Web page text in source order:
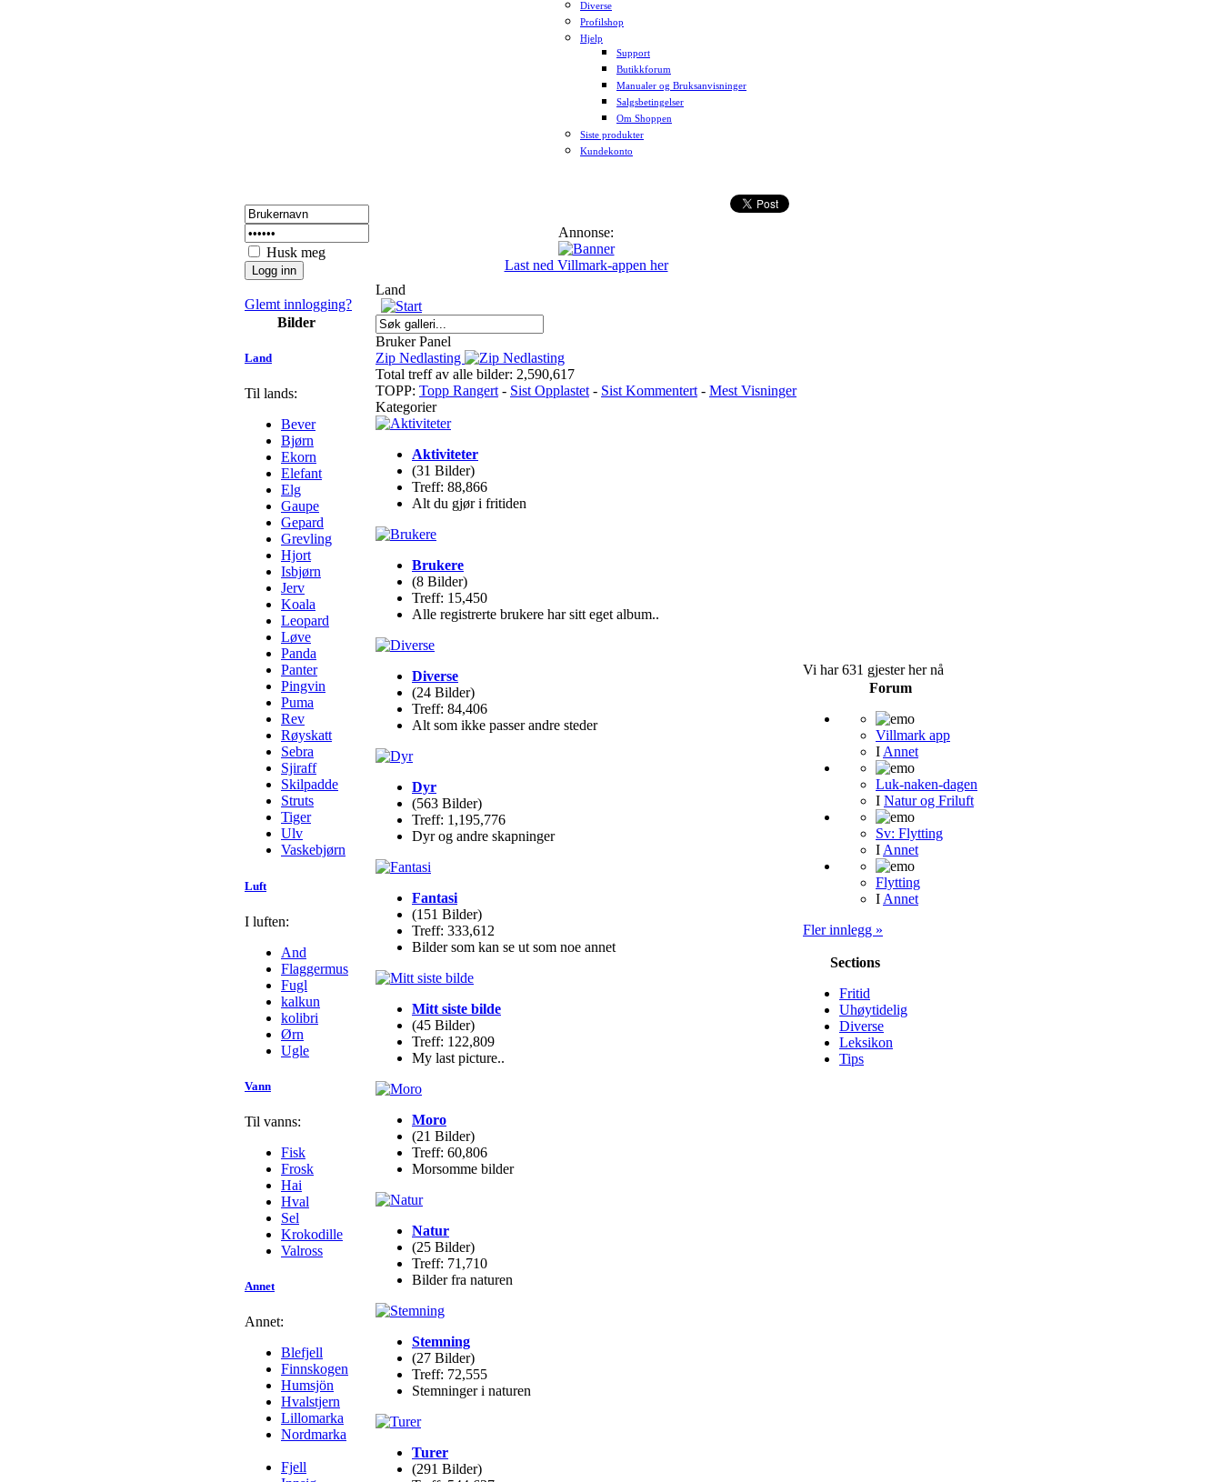
Diverse
Profilshop
Hjelp
Support
Butikkforum
Manualer og Bruksanvisninger
Salgsbetingelser
Om Shoppen
Siste produkter
Kundekonto
Husk meg
Glemt innlogging?
Bilder
Land
Til lands:
Bever
Bjørn
Ekorn
Elefant
Elg
Gaupe
Gepard
Grevling
Hjort
Isbjørn
Jerv
Koala
Leopard
Løve
Panda
Panter
Pingvin
Puma
Rev
Røyskatt
Sebra
Sjiraff
Skilpadde
Struts
Tiger
Ulv
Vaskebjørn
Luft
I luften:
And
Flaggermus
Fugl
kalkun
kolibri
Ørn
Ugle
Vann
Til vanns:
Fisk
Frosk
Hai
Hval
Sel
Krokodille
Valross
Annet
Annet:
Blefjell
Finnskogen
Humsjön
Hvalstjern
Lillomarka
Nordmarka
Fjell
Annonse:
Last ned Villmark-appen her
Land
Bruker Panel
Zip Nedlasting
Total treff av alle bilder: 2,590,617
TOPP: Topp Rangert - Sist Opplastet - Sist Kommentert - Mest Visninger
Kategorier
Aktiviteter
(31 Bilder)
Treff: 88,866
Alt du gjør i fritiden
Brukere
(8 Bilder)
Treff: 15,450
Alle registrerte brukere har sitt eget album..
Diverse
(24 Bilder)
Treff: 84,406
Alt som ikke passer andre steder
Dyr
(563 Bilder)
Treff: 1,195,776
Dyr og andre skapninger
Fantasi
(151 Bilder)
Treff: 333,612
Bilder som kan se ut som noe annet
Mitt siste bilde
(45 Bilder)
Treff: 122,809
My last picture..
Moro
(21 Bilder)
Treff: 60,806
Morsomme bilder
Natur
(25 Bilder)
Treff: 71,710
Bilder fra naturen
Stemning
(27 Bilder)
Treff: 72,555
Stemninger i naturen
Turer
(291 Bilder)
Vi har 631 gjester her nå
Forum
Villmark app
I Annet
Luk-naken-dagen
I Natur og Friluft
Sv: Flytting
I Annet
Flytting
I Annet
Fler innlegg »
Sections
Fritid
Uhøytidelig
Diverse
Leksikon
Tips